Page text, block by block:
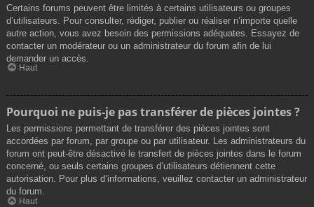
Certains forums peuvent être limités à certains utilisateurs ou groupes
d’utilisateurs. Pour consulter, rédiger, publier ou réaliser n’importe quelle
autre action, vous avez besoin des permissions adéquates. Essayez de
contacter un modérateur ou un administrateur du forum afin de lui
demander un accès.
Haut
Pourquoi ne puis-je pas transférer de pièces jointes ?
Les permissions permettant de transférer des pièces jointes sont
accordées par forum, par groupe ou par utilisateur. Les administrateurs du
forum ont peut-être désactivé le transfert de pièces jointes dans le forum
concerné, ou seuls certains groupes d’utilisateurs détiennent cette
autorisation. Pour plus d’informations, veuillez contacter un administrateur
du forum.
Haut